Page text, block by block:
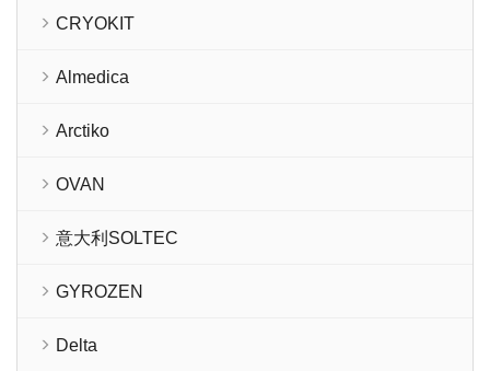
CRYOKIT
Almedica
Arctiko
OVAN
意大利SOLTEC
GYROZEN
Delta